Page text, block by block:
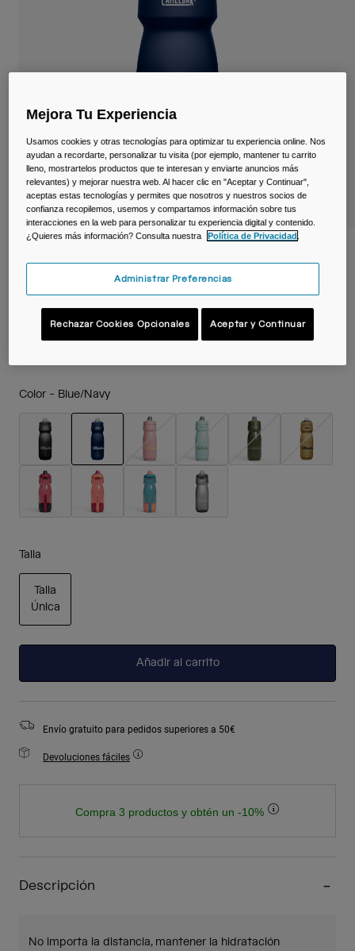
Bolsas Hidratación
Accessorios
Ver todo
Price reduced from
15,99 €to11,19 € 30% OFF
Color - Blue/Navy
seleccionado
Talla
Talla
Única
Añadir al carrito
Envío gratuito para pedidos superiores a 50€
Devoluciones fáciles
Compra 3 productos y obtén un -10%
Descripción
No importa la distancia, mantener la hidratación
Mejora Tu Experiencia
Usamos cookies y otras tecnologías para optimizar tu experiencia online. Nos
ayudan a recordarte, personalizar tu visita (por ejemplo, mantener tu carrito
lleno, mostrartelos productos que te interesan y enviarte anuncios más
relevantes) y mejorar nuestra web. Al hacer clic en "Aceptar y Continuar",
aceptas estas tecnologías y permites que nosotros y nuestros socios de
confianza recopilemos, usemos y compartamos información sobre tus
interacciones en la web para personalizar tu experiencia digital y contenido.
¿Quieres más información? Consulta nuestra
Política de Privacidad
Administrar Preferencias
Rechazar Cookies Opcionales Aceptar y Continuar